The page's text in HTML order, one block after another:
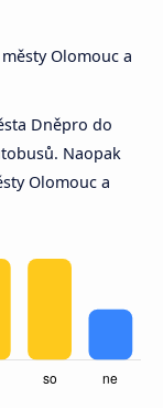
Olomouc a
Dněpro do
Naopak
Olomouc a